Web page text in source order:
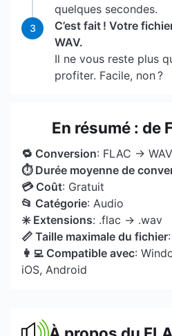
quelques secondes.
3
C’est fait ! Votre
WAV.
Il ne vous reste plus
profiter. Facile, non ?
En résumé : de
🔁 Conversion: FLAC → WAV
⏱ Durée moyenne de
💳 Coût: Gratuit
📂 Catégorie: Audio
✳️ Extensions: .flac → .wav
📏 Taille maximale du fichier
👩‍💻 Compatible avec:
iOS, Android